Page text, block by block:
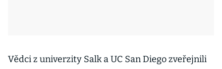
Vědci z univerzity Salk a UC San Diego zveřejnili